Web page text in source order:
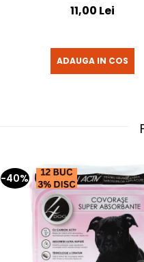
11,00 Lei
ADAUGA IN COS
-40%